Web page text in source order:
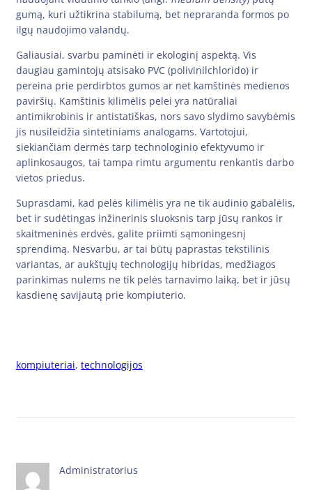
gumą, kuri užtikrina stabilumą, bet nepraranda formos po
ilgų naudojimo valandų.
Galiausiai, svarbu paminėti ir ekologinį aspektą. Vis
daugiau gamintojų atsisako PVC (polivinilchlorido) ir
pereina prie perdirbtos gumos ar net kamštinės medienos
paviršių. Kamštinis kilimėlis pelei yra natūraliai
antimikrobinis ir antistatiškas, nors savo slydimo savybėmis
jis nusileidžia sintetiniams analogams. Vartotojui,
siekiančiam dermės tarp technologinio efektyvumo ir
aplinkosaugos, tai tampa rimtu argumentu renkantis darbo
vietos priedus.
Suprasdami, kad pelės kilimėlis yra ne tik audinio gabalėlis,
bet ir sudėtingas inžinerinis sluoksnis tarp jūsų rankos ir
skaitmeninės erdvės, galite priimti sąmoningesnį
sprendimą. Nesvarbu, ar tai būtų paprastas tekstilinis
variantas, ar aukštųjų technologijų hibridas, medžiagos
parinkimas nulems ne tik pelės tarnavimo laiką, bet ir jūsų
kasdienę savijautą prie kompiuterio.
kompiuteriai, technologijos
Administratorius